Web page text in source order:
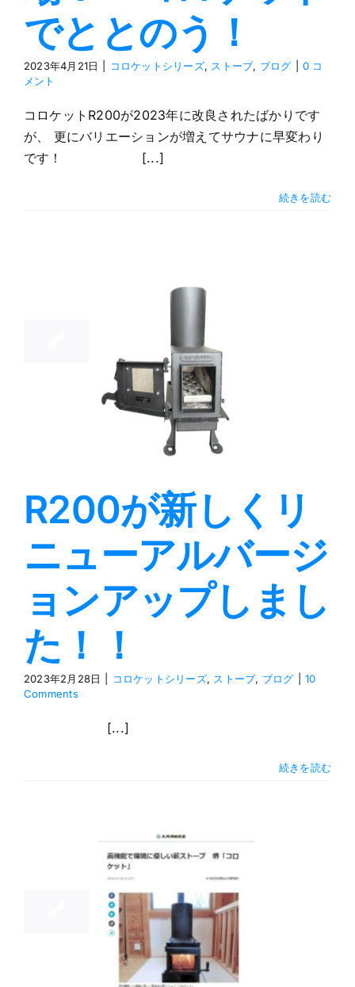
でととのう！
2023年4月21日 コロケットシリーズ, ストーブ, ブログ
0 コ
メント
コロケットR200が2023年に改良されたばかりです
が、 更にバリエーションが増えてサウナに早変わり
です！ [...]
続きを読む
R200が新しくリ
ニューアルバージ
ョンアップしまし
た！！
2023年2月28日 コロケットシリーズ, ストーブ, ブログ
10
Comments
[...]
続きを読む